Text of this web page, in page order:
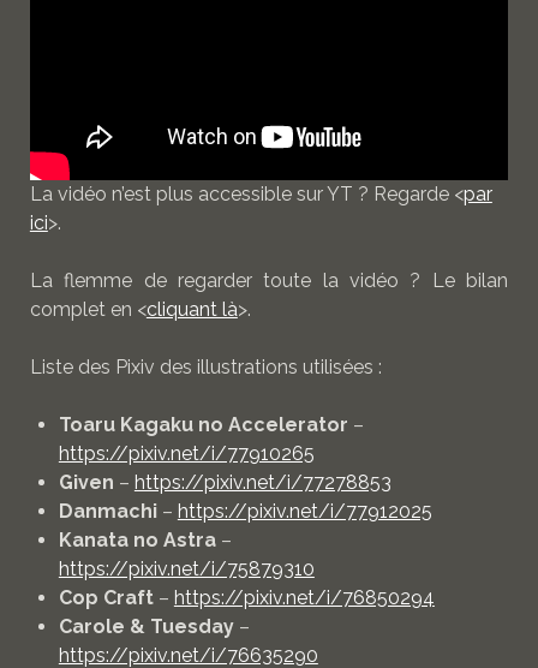
La vidéo n’est plus accessible sur YT ? Regarde <par
ici>.
La flemme de regarder toute la vidéo ? Le bilan
complet en <cliquant là>.
Liste des Pixiv des illustrations utilisées :
Toaru Kagaku no Accelerator –
https://pixiv.net/i/77910265
Given – https://pixiv.net/i/77278853
Danmachi – https://pixiv.net/i/77912025
Kanata no Astra–
https://pixiv.net/i/75879310
Cop Craft– https://pixiv.net/i/76850294
Carole & Tuesday–
https://pixiv.net/i/76635290